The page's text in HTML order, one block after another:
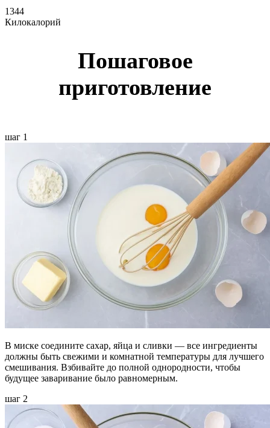
1344
Килокалорий
Пошаговое
приготовление
шаг 1
В миске соедините сахар, яйца и сливки — все ингредиенты
должны быть свежими и комнатной температуры для лучшего
смешивания. Взбивайте до полной однородности, чтобы
будущее заваривание было равномерным.
шаг 2